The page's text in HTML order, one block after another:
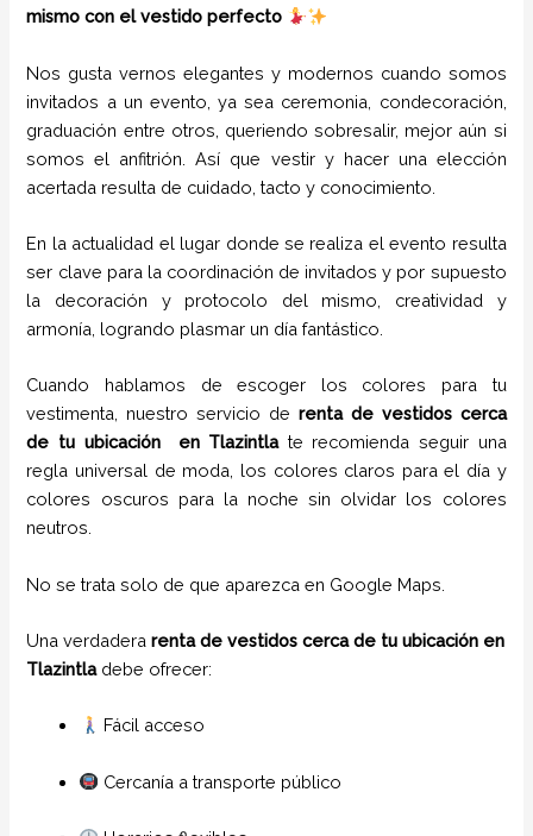
mismo con el vestido perfecto
Nos gusta vernos elegantes y modernos cuando somos
invitados a un evento, ya sea ceremonia, condecoración,
graduación entre otros, queriendo sobresalir, mejor aún si
somos el anfitrión. Así que vestir y hacer una elección
acertada resulta de cuidado, tacto y conocimiento.
En la actualidad el lugar donde se realiza el evento resulta
ser clave para la coordinación de invitados y por supuesto
la decoración y protocolo del mismo, creatividad y
armonía, logrando plasmar un día fantástico.
Cuando hablamos de escoger los colores para tu
vestimenta, nuestro servicio de renta de vestidos cerca
de tu ubicación en Tlazintlate recomienda seguir una
regla universal de moda, los colores claros para el día y
colores oscuros para la noche sin olvidar los colores
neutros.
No se trata solo de que aparezca en Google Maps.
Una verdaderarenta de vestidos cerca de tu ubicación en
Tlazintladebe ofrecer:
Fácil acceso
Cercanía a transporte público